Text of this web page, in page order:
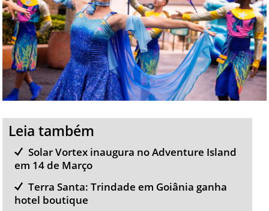
Leia também
Solar Vortex inaugura no Adventure Island
em 14 de Março
Terra Santa: Trindade em Goiânia ganha
hotel boutique